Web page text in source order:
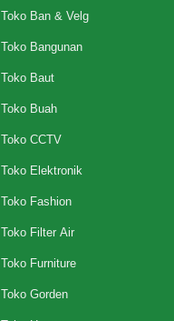
Toko Ban & Velg
Toko Bangunan
Toko Baut
Toko Buah
Toko CCTV
Toko Elektronik
Toko Fashion
Toko Filter Air
Toko Furniture
Toko Gorden